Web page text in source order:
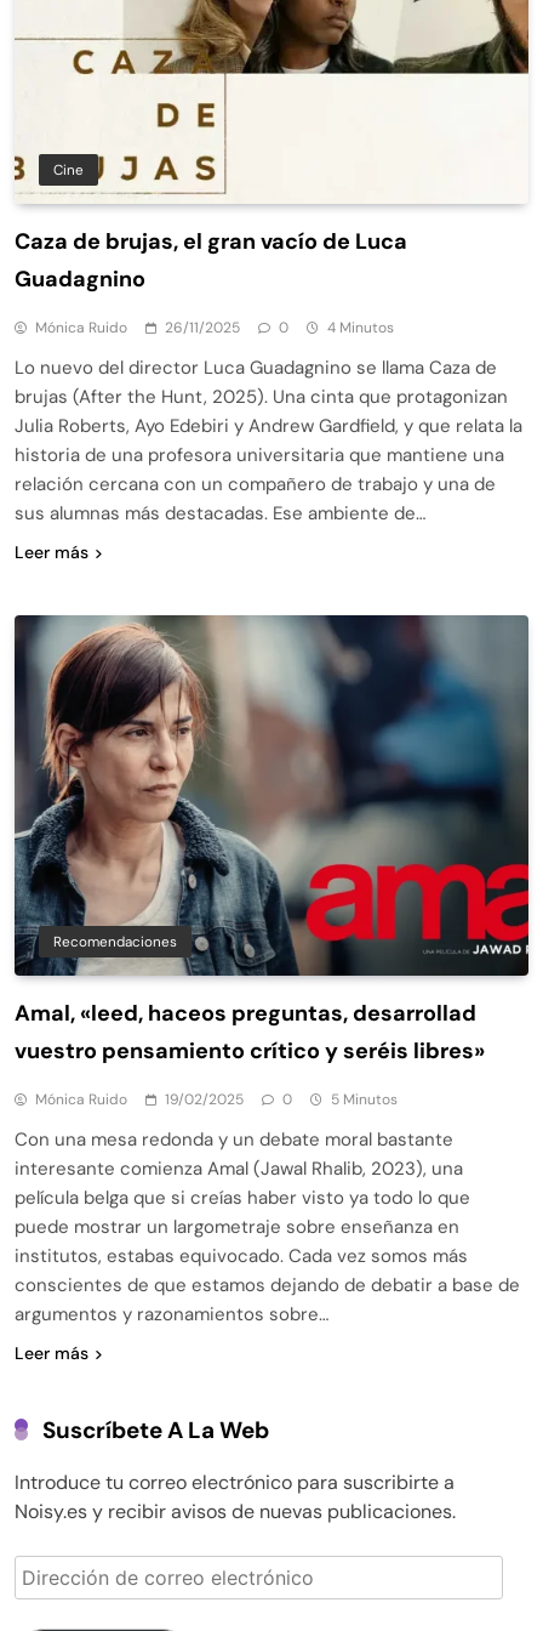
Cine
Caza de brujas, el gran vacío de Luca
Guadagnino
Mónica Ruido 26/11/2025 0 4 Minutos
Lo nuevo del director Luca Guadagnino se llama Caza de
brujas (After the Hunt, 2025). Una cinta que protagonizan
Julia Roberts, Ayo Edebiri y Andrew Gardfield, y que relata la
historia de una profesora universitaria que mantiene una
relación cercana con un compañero de trabajo y una de
sus alumnas más destacadas. Ese ambiente de…
Leer más
Recomendaciones
Amal, «leed, haceos preguntas, desarrollad
vuestro pensamiento crítico y seréis libres»
Mónica Ruido 19/02/2025 0 5 Minutos
Con una mesa redonda y un debate moral bastante
interesante comienza Amal (Jawal Rhalib, 2023), una
película belga que si creías haber visto ya todo lo que
puede mostrar un largometraje sobre enseñanza en
institutos, estabas equivocado. Cada vez somos más
conscientes de que estamos dejando de debatir a base de
argumentos y razonamientos sobre…
Leer más
Suscríbete A La Web
Introduce tu correo electrónico para suscribirte a
Noisy.es y recibir avisos de nuevas publicaciones.
Dirección
de